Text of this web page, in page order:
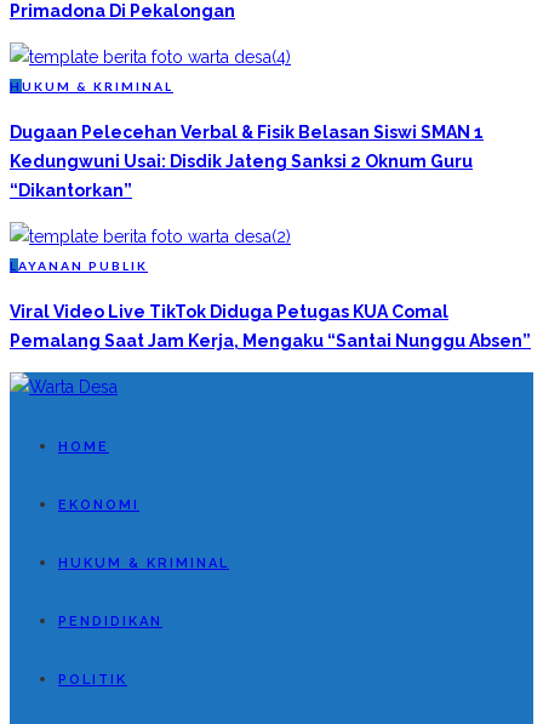
Primadona Di Pekalongan
H UKUM & KRIMINAL
Dugaan Pelecehan Verbal & Fisik Belasan Siswi SMAN 1
Kedungwuni Usai: Disdik Jateng Sanksi 2 Oknum Guru
“Dikantorkan”
L AYANAN PUBLIK
Viral Video Live TikTok Diduga Petugas KUA Comal
Pemalang Saat Jam Kerja, Mengaku “Santai Nunggu Absen”
HOME
EKONOMI
HUKUM & KRIMINAL
PENDIDIKAN
POLITIK